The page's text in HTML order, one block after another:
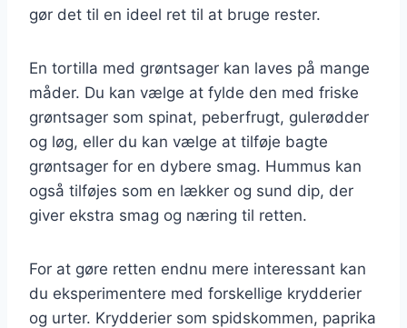
gør det til en ideel ret til at bruge rester.
En tortilla med grøntsager kan laves på mange
måder. Du kan vælge at fylde den med friske
grøntsager som spinat, peberfrugt, gulerødder
og løg, eller du kan vælge at tilføje bagte
grøntsager for en dybere smag. Hummus kan
også tilføjes som en lækker og sund dip, der
giver ekstra smag og næring til retten.
For at gøre retten endnu mere interessant kan
du eksperimentere med forskellige krydderier
og urter. Krydderier som spidskommen, paprika